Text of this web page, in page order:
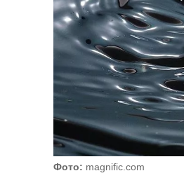
Фото: magnific.com